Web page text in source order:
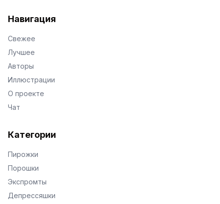
Навигация
Свежее
Лучшее
Авторы
Иллюстрации
О проекте
Чат
Категории
Пирожки
Порошки
Экспромты
Депрессяшки